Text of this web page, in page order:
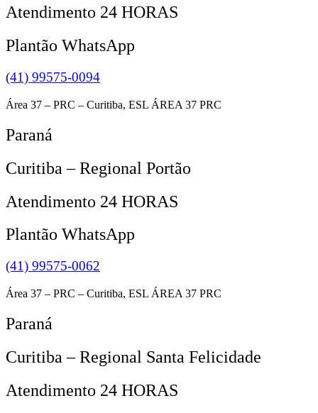
Atendimento 24 HORAS
Plantão WhatsApp
(41) 99575-0094
Área 37 – PRC – Curitiba, ESL ÁREA 37 PRC
Paraná
Curitiba – Regional Portão
Atendimento 24 HORAS
Plantão WhatsApp
(41) 99575-0062
Área 37 – PRC – Curitiba, ESL ÁREA 37 PRC
Paraná
Curitiba – Regional Santa Felicidade
Atendimento 24 HORAS